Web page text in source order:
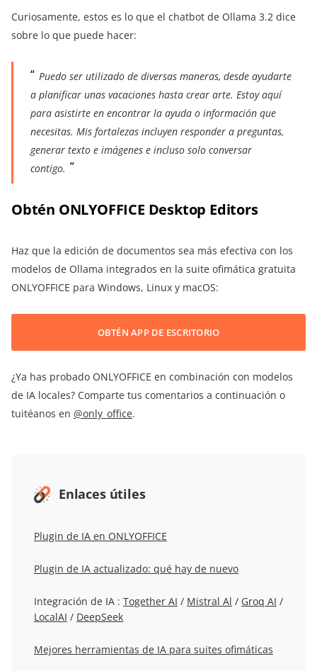
Curiosamente, estos es lo que el chatbot de Ollama 3.2 dice
sobre lo que puede hacer:
Puedo ser utilizado de diversas maneras, desde ayudarte
a planificar unas vacaciones hasta crear arte. Estoy aquí
para asistirte en encontrar la ayuda o información que
necesitas. Mis fortalezas incluyen responder a preguntas,
generar texto e imágenes e incluso solo conversar
contigo.
Obtén ONLYOFFICE Desktop Editors
Haz que la edición de documentos sea más efectiva con los
modelos de Ollama integrados en la suite ofimática gratuita
ONLYOFFICE para Windows, Linux y macOS:
OBTÉN APP DE ESCRITORIO
¿Ya has probado ONLYOFFICE en combinación con modelos
de IA locales? Comparte tus comentarios a continuación o
tuitéanos en @only_office.
Enlaces útiles
Plugin de IA en ONLYOFFICE
Plugin de IA actualizado: qué hay de nuevo
Integración de IA : Together AI / Mistral Al / Groq AI /
LocalAI / DeepSeek
Mejores herramientas de IA para suites ofimáticas